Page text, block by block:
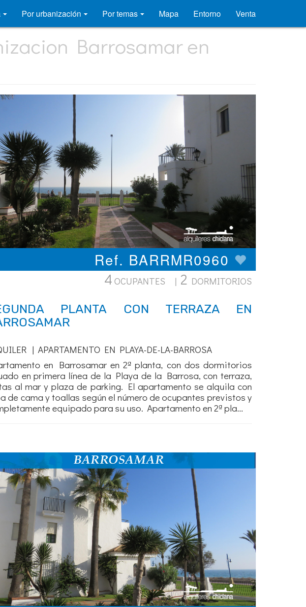
Por urbanización Por temas Mapa Entorno Venta
Barrosamar en
Ref. BARRMR0960
4 OCUPANTES | 2 DORMITORIOS
PLANTA CON TERRAZA EN
| APARTAMENTO EN PLAYA-DE-LA-BARROSA
en Barrosamar en 2ª planta, con dos dormitorios
en primera línea de la Playa de la Barrosa, con terraza,
al mar y plaza de parking. El apartamento se alquila con
de cama y toallas según el número de ocupantes previstos y
equipado para su uso. Apartamento en 2ª pla...